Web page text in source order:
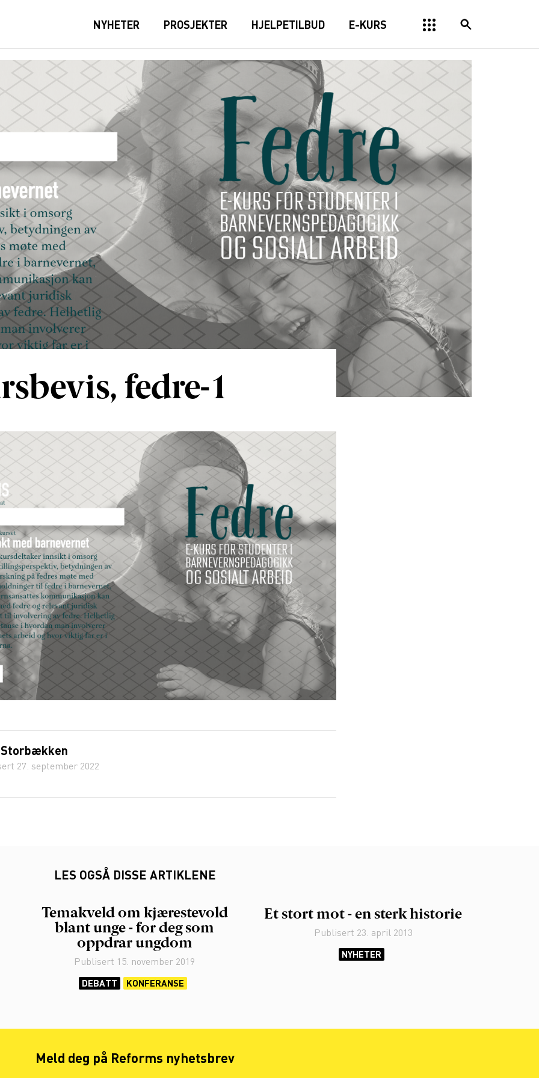
NYHETER PROSJEKTER HJELPETILBUD E-KURS
fedre-1
27. september 2022
LES OGSÅ DISSE ARTIKLENE
Temakveld om kjærestevold
blant unge - for deg som
oppdrar ungdom
Publisert 15. november 2019
DEBATT KONFERANSE
Et stort mot - en sterk historie
Publisert 23. april 2013
NYHETER
Meld deg på Reforms nyhetsbrev